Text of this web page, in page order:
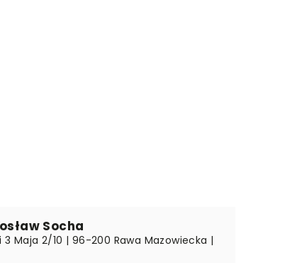
Socha
Maja 2/10 | 96-200 Rawa Mazowiecka |